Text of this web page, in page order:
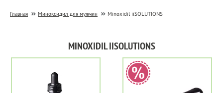
Главная Миноксидил для мужчин Minoxidil iiSOLUTIONS
MINOXIDIL IISOLUTIONS